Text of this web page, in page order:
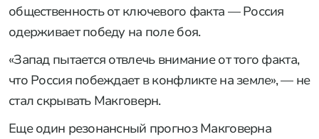
общественность от ключевого факта — Россия
одерживает победу на поле боя.
«Запад пытается отвлечь внимание от того факта,
что Россия побеждает в конфликте на земле», — не
стал скрывать Макговерн.
Еще один резонансный прогноз Макговерна